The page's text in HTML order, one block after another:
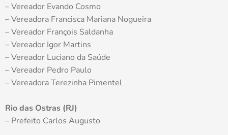
– Vereador Evando Cosmo
– Vereadora Francisca Mariana Nogueira
– Vereador François Saldanha
– Vereador Igor Martins
– Vereador Luciano da Saúde
– Vereador Pedro Paulo
– Vereadora Terezinha Pimentel
Rio das Ostras (RJ)
– Prefeito Carlos Augusto